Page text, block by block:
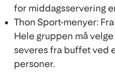
for middagsservering
Thon Sport-menyer:
Hele gruppen må velge
severes fra buffet ved
personer.